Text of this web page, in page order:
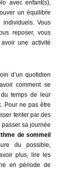
avec enfant(s),
un équilibre
Vous
reposer, vous
une activité
d’un quotidien
comment se
temps de leur
Pour ne pas être
tenter par des
sa journée
de sommeil
du possible,
plus, lireles
en période de